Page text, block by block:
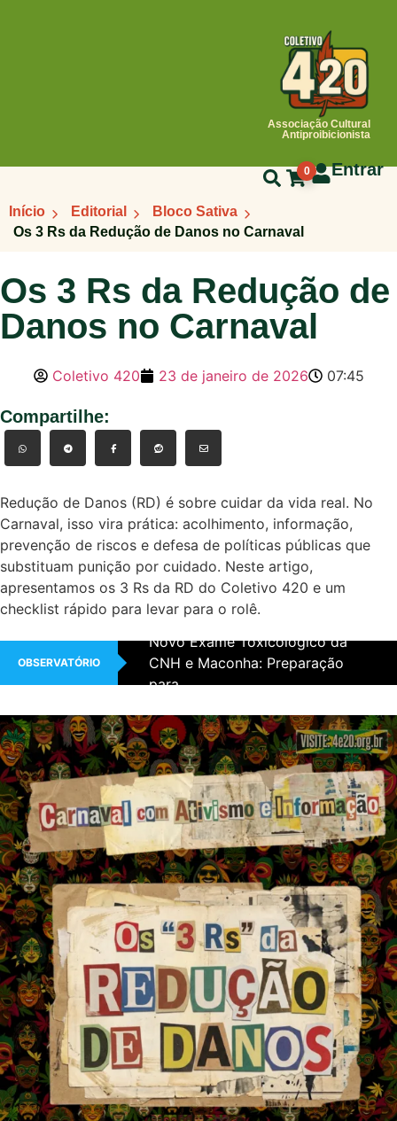
Associação Cultural
Antiproibicionista
0 Entrar
Início Editorial
Bloco Sativa
Os 3 Rs da Redução de Danos no Carnaval
Os 3 Rs da Redução de
Danos no Carnaval
Coletivo 420 23 de janeiro de 2026 07:45
Compartilhe:
Redução de Danos (RD) é sobre cuidar da vida real. No
Carnaval, isso vira prática: acolhimento, informação,
prevenção de riscos e defesa de políticas públicas que
substituam punição por cuidado. Neste artigo,
apresentamos os 3 Rs da RD do Coletivo 420 e um
checklist rápido para levar para o rolê.
OBSERVATÓRIO
Novo Exame Toxicológico da
CNH e Maconha: Preparação
para...
proíbe Marcha da Maconha
Instagram censura perfis
antiproibicionistas no Brasil
Multa por “uso de drogas” em
Goiânia
CNJ propõe envio compulsório
de usuários após a
descriminalização